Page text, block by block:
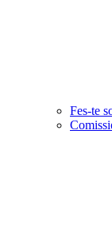
Fes-te